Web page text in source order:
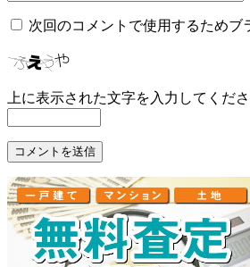
次回のコメントで使用するためブ
上に表示された文字を入力してくださ